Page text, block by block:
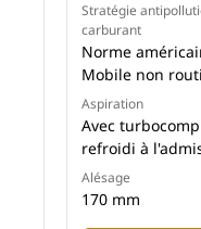
Stratégie
carburant
Norme
Mobile non
Aspiration
Avec
refroidi à
Alésage
170 mm